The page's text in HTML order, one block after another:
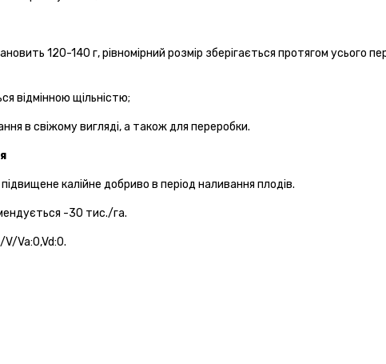
120-140 г, рівномірний розмір зберігається протягом усього
відмінною щільністю;
в свіжому вигляді, а також для переробки.
калійне добриво в період наливання плодів.
-30 тис./га.
V/Va:0,Vd:0.